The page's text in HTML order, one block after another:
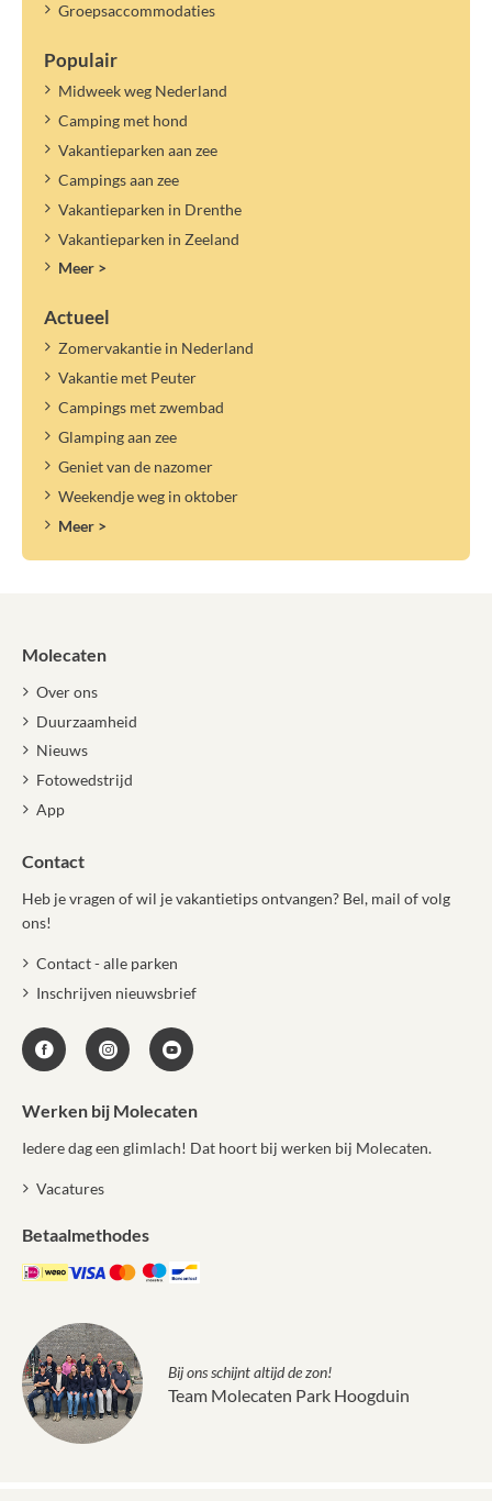
Groepsaccommodaties
Populair
Midweek weg Nederland
Camping met hond
Vakantieparken aan zee
Campings aan zee
Vakantieparken in Drenthe
Vakantieparken in Zeeland
Meer >
Actueel
Zomervakantie in Nederland
Vakantie met Peuter
Campings met zwembad
Glamping aan zee
Geniet van de nazomer
Weekendje weg in oktober
Meer >
Molecaten
Over ons
Duurzaamheid
Nieuws
Fotowedstrijd
App
Contact
Heb je vragen of wil je vakantietips ontvangen? Bel, mail of volg
ons!
Contact - alle parken
Inschrijven nieuwsbrief
Werken bij Molecaten
Iedere dag een glimlach! Dat hoort bij werken bij Molecaten.
Vacatures
Betaalmethodes
Bij ons schijnt altijd de zon!
Team Molecaten Park Hoogduin